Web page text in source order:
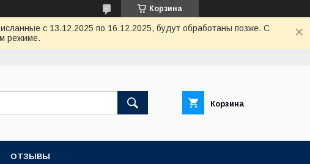
Корзина
с 13.12.2025 по 16.12.2025, будут обработаны позже. С
режиме.
Корзина
ОТЗЫВЫ